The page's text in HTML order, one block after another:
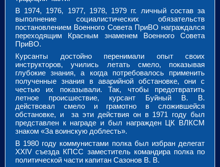
В 1974, 1976, 1977, 1978, 1979 гг. личный состав за
выполнение социалистических обязательств
постановлением Военного Совета ПриВО награждался
переходящим Красным знаменем Военного Совета
ПриВО.
Курсанты достойно перенимали опыт своих
инструкторов, учились летать смело, показывая
глубокие знания, а когда потребовалось применить
полученные знания в аварийной обстановке, они с
честью их показывали. Так, чтобы предотвратить
летное происшествие, курсант Буйный В. В.
действовал смело и грамотно в сложившейся
обстановке, и за эти действия он в 1971 году был
представлен к награде и был награжден ЦК ВЛКСМ
знаком «За воинскую доблесть».
В 1980 году коммунистами полка был избран делегат
ХХIV съезда КПСС заместитель командира полка по
политической части капитан Сазонов В. В.